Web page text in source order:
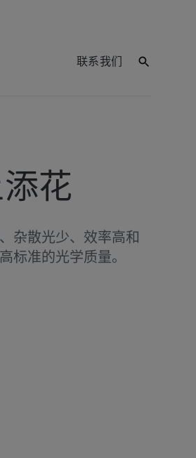
联系我们
花
杂散光少、效率高和
标准的光学质量。